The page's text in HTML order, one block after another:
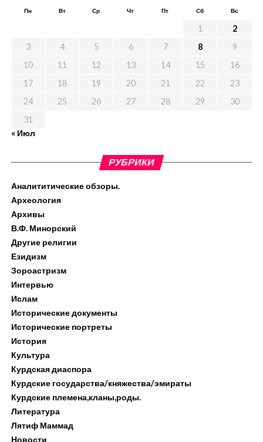
Пн Вт Ср Чт Пт Сб Вс
1
2
3
4 5 6 7 8
9
10
11 12 13 14 15
16
17
18 19 20 21 22
23
24
25 26 27 28 29
30
31
« Июл
РУБРИКИ
Аналититические обзоры.
Археология
Архивы
В.Ф. Минорский
Другие религии
Езидизм
Зороастризм
Интервью
Ислам
Исторические документы
Исторические портреты
История
Культура
Курдская диаспора
Курдские государства/княжества/эмираты
Курдские племена,кланы,роды.
Литература
Лятиф Маммад
Новости